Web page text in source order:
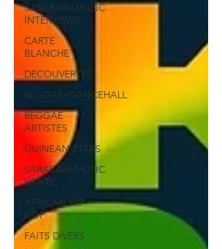
SARABARAMUSIC
INTERVIEWS
CARTE
BLANCHE
DECOUVERTES
REGGAE+DANCEHALL
REGGAE
ARTISTES
GUINEAN STARS
SARABARAMUSIC
SANTE
AFRICAN HIP-
HOP
FAITS DIVERS